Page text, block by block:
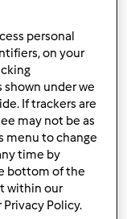
&
10min
personal
on your
under we
If trackers are
may not be as
menu to change
time by
bottom of the
within our
Policy.